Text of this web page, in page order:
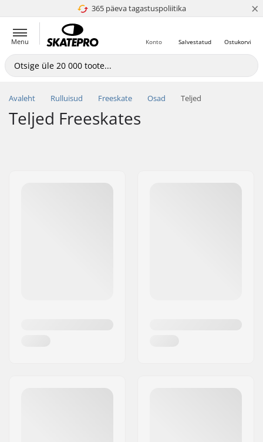
365 päeva tagastuspoliitika
4.8 paljaks 5 ×
Menu Ostukorvi
Salvestatud
Konto
Avaleht Rulluisud Freeskate Osad Teljed
Teljed Freeskates